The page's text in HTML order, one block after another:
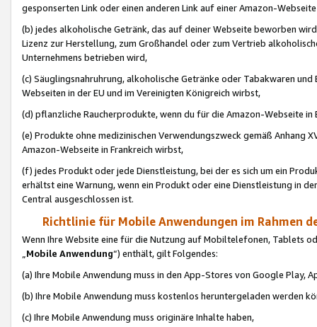
gesponserten Link oder einen anderen Link auf einer Amazon-
(b) jedes alkoholische Getränk, das auf deiner Webseite beworben
Lizenz zur Herstellung, zum Großhandel oder zum Vertrieb
Unternehmens betrieben wird,
(c) Säuglingsnahruhrung, alkoholische Getränke oder Tabakwaren
Webseiten in der EU und im Vereinigten Königreich wirbst,
(d) pflanzliche Raucherprodukte, wenn du für die Amazon-Webseite in
(e) Produkte ohne medizinischen Verwendungszweck gemäß Anhang
Amazon-Webseite in Frankreich wirbst,
(f) jedes Produkt oder jede Dienstleistung, bei der es sich um ein
erhältst eine Warnung, wenn ein Produkt oder eine Dienstleistung in
Central ausgeschlossen ist.
Richtlinie für Mobile Anwendungen im Rahmen
Wenn Ihre Website eine für die Nutzung auf Mobiltelefonen, Tablets
„Mobile Anwendung“) enthält, gilt Folgendes:
(a) Ihre Mobile Anwendung muss in den App-Stores von Google Play,
(b) Ihre Mobile Anwendung muss kostenlos heruntergeladen werden
(c) Ihre Mobile Anwendung muss originäre Inhalte haben,